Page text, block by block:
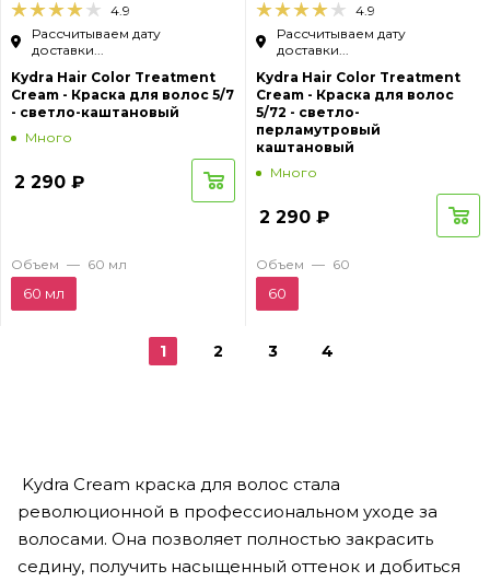
4.9
Рассчитываем дату
доставки...
Kydra Hair Color Treatment
Cream - Краска для волос 5/7
- светло-каштановый
Много
2 290 ₽
Объем — 60 мл
60 мл
4.9
Рассчитываем дату
доставки...
Kydra Hair Color Treatment
Cream - Краска для волос
5/72 - светло-
перламутровый
каштановый
Много
2 290 ₽
Объем — 60
60
1 2 3 4
Kydra Cream краска для волос стала
революционной в профессиональном уходе за
волосами. Она позволяет полностью закрасить
седину, получить насыщенный оттенок и добиться